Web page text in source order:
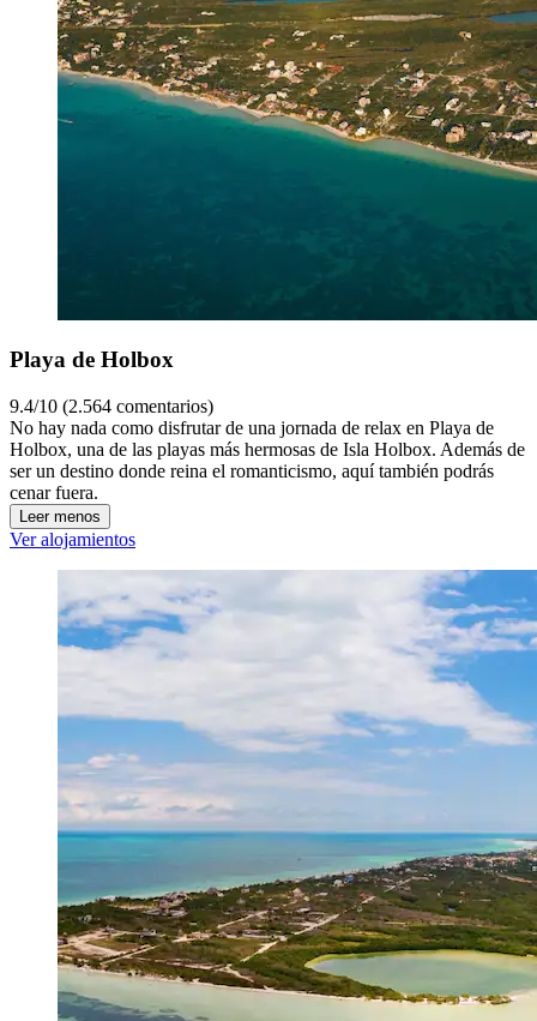
Playa de Holbox
9.4/10 (2.564 comentarios)
No hay nada como disfrutar de una jornada de relax en Playa de
Holbox, una de las playas más hermosas de Isla Holbox. Además de
ser un destino donde reina el romanticismo, aquí también podrás
cenar fuera.
Leer menos
Ver alojamientos